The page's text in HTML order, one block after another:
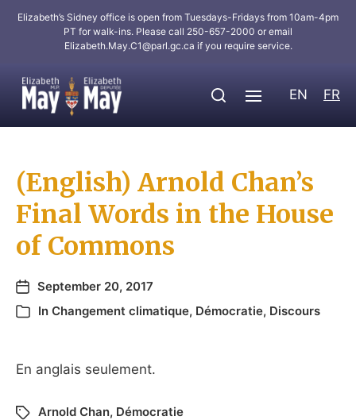
Elizabeth’s Sidney office is open from Tuesdays-Fridays from 10am-4pm
PT for walk-ins. Please call 250-657-2000 or email
Elizabeth.May.C1@parl.gc.ca if you require service.
EN FR
(English) Arnold Chan’s
Final Words in the House
of Commons
September 20, 2017
In Changement climatique, Démocratie, Discours
En anglais seulement.
Arnold Chan, Démocratie